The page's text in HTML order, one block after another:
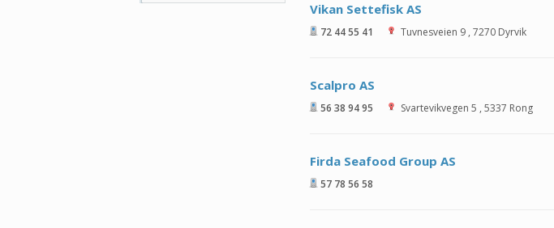
Vikan Settefisk AS
72 44 55 41 Tuvnesveien 9 , 7270 Dyrvik
Scalpro AS
56 38 94 95 Svartevikvegen 5 , 5337 Rong
Firda Seafood Group AS
57 78 56 58